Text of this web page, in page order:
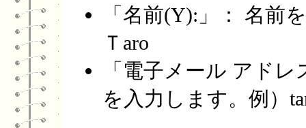
「名前(Y):」： 名前
Ｔaro
「電子メール アドレ
を入力します。例）